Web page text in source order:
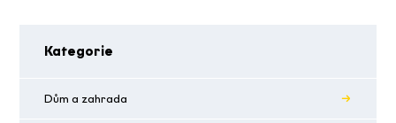
Kategorie
Dům a zahrada